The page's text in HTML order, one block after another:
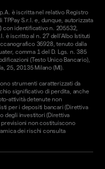
è iscritta nel relativo Registro
TPPay S.r.l. e, dunque, autorizzata
con identificativo n. 205532,
è iscritto al n. 27 dell’Albo Istituti
36928, tenuto dalla
comma 1 del D. Lgs. n. 385
(Testo Unico Bancario),
25, 20135 Milano (MI).
strumenti caratterizzati da
significativo di perdita, anche
attività detenute non
per i depositi bancari (Direttiva
degli investitori (Direttiva
non costituiscono
dei rischi consulta